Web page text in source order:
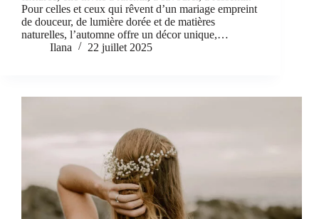
Pour celles et ceux qui rêvent d’un mariage empreint
de douceur, de lumière dorée et de matières
naturelles, l’automne offre un décor unique,…
Ilana
22 juillet 2025